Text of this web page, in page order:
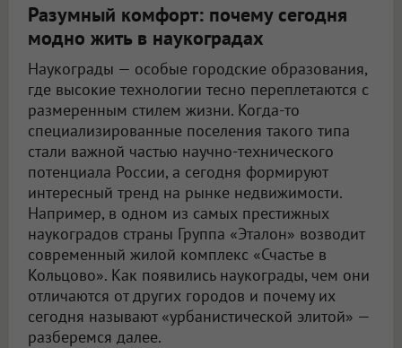
Разумный комфорт: почему сегодня
модно жить в наукоградах
Наукограды — особые городские образования,
где высокие технологии тесно переплетаются с
размеренным стилем жизни. Когда-то
специализированные поселения такого типа
стали важной частью научно-технического
потенциала России, а сегодня формируют
интересный тренд на рынке недвижимости.
Например, в одном из самых престижных
наукоградов страны Группа «Эталон» возводит
современный жилой комплекс «Счастье в
Кольцово». Как появились наукограды, чем они
отличаются от других городов и почему их
сегодня называют «урбанистической элитой» —
разберемся далее.